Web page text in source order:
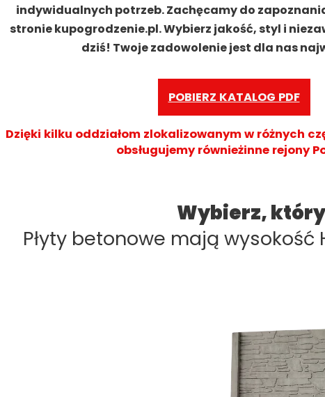
indywidualnych potrzeb. Zachęcamy do
stronie kupogrodzenie.pl. Wybierz jakość, styl i
dziś! Twoje zadowolenie jest dla nas
POBIERZ KATALOG PDF
Dzięki kilku oddziałom zlokalizowanym w różnych
obsługujemy równieżinne rejony
Wybierz,
Płyty betonowe mają